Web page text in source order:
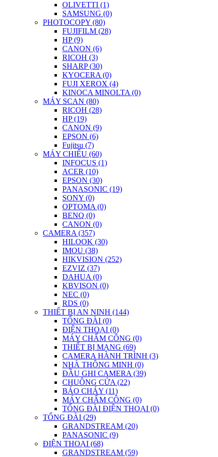
OLIVETTI (1)
SAMSUNG (0)
PHOTOCOPY (80)
FUJIFILM (28)
HP (9)
CANON (6)
RICOH (3)
SHARP (30)
KYOCERA (0)
FUJI XEROX (4)
KINOCA MINOLTA (0)
MÁY SCAN (80)
RICOH (28)
HP (19)
CANON (9)
EPSON (6)
Fujitsu (7)
MÁY CHIẾU (60)
INFOCUS (1)
ACER (10)
EPSON (30)
PANASONIC (19)
SONY (0)
OPTOMA (0)
BENQ (0)
CANON (0)
CAMERA (357)
HILOOK (30)
IMOU (38)
HIKVISION (252)
EZVIZ (37)
DAHUA (0)
KBVISON (0)
NEC (0)
RDS (0)
THIẾT BỊ AN NINH (144)
TỔNG ĐÀI (0)
ĐIỆN THOẠI (0)
MÁY CHẤM CÔNG (0)
THIẾT BỊ MẠNG (69)
CAMERA HÀNH TRÌNH (3)
NHÀ THÔNG MINH (0)
ĐẦU GHI CAMERA (39)
CHUÔNG CỬA (22)
BÁO CHÁY (11)
MÁY CHẤM CÔNG (0)
TỔNG ĐÀI ĐIỆN THOẠI (0)
TỔNG ĐÀI (29)
GRANDSTREAM (20)
PANASONIC (9)
ĐIỆN THOẠI (68)
GRANDSTREAM (59)